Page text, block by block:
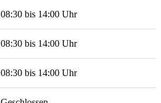
08:30 bis 14:00 Uhr
08:30 bis 14:00 Uhr
08:30 bis 14:00 Uhr